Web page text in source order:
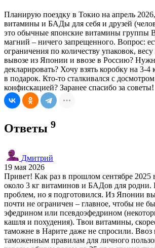
Планирую поездку в Токио на апрель
витамины и БАДы для себя и друзей
это обычные японские витамины группы
магний – ничего запрещенного. Вопрос:
ограничения по количеству упаковок,
вывозе из Японии и ввозе в Россию?
декларировать? Хочу взять коробку на 3-4
в подарок. Кто-то сталкивался с
конфискацией? Заранее спасибо за советы!
Ответы 9
Дмитрий
19 мая 2026
Привет! Как раз в прошлом сентябре 2025
около 3 кг витаминов и БАДов для родни.
проблем, но я подготовился. Из Японии
почти не ограничен – главное, чтобы не
эфедрином или псевдоэфедрином
кашля и похудения). Твои витамины,
таможне в Нарите даже не спросили.
таможенным правилам для личного